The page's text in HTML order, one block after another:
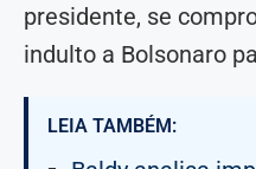
presidente, se
indulto a Bolsonaro
LEIA TAMBÉM: